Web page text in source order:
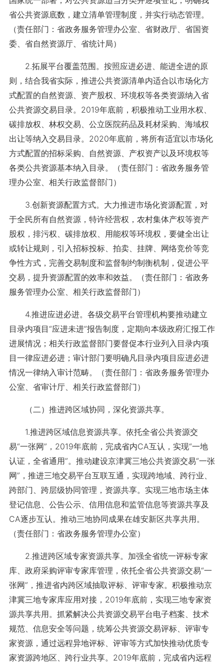
省公共资源底数，建立清单管理制度，并实行动态管理。
（责任部门：省政务服务管理办公室、省财政厅、省国资
委、省自然资源厅、省统计局）
2.拓展平台覆盖范围。按照应进必进、能进全进的原
则，结合我省实际，推进公共资源清单内适合以市场化方
式配置的自然资源、资产股权、环境权等各类资源纳入省
公共资源交易目录。2019年底前，积极推动工业用水权、
碳排放权、林权交易、公立医院药品及耗材采购、海域权
出让等纳入交易目录。2020年底前，将所有适宜以市场化
方式配置的招标采购、自然资源、产权资产以及环境权等
各类公共资源基本纳入目录。（责任部门：省政务服务管
理办公室、相关行政监督部门）
3.创新资源配置方式。大力推进市场化资源配置，对
于全民所有自然资源，特许经营权，农村集体产权等资产
股权，排污权、碳排放权、用能权等环境权，要健全出让
或转让规则，引入招标投标、拍卖、挂牌、网络竞价等竞
争性方式，完善交易制度和监督制约制衡机制，促进公平
交易，提升资源配置的效率和效益。（责任部门：省政务
服务管理办公室、相关行政监督部门）
4.推进应进必进。各级交易平台管理机构要推动建立
目录内项目“应进未进”报告制度，定期向本级政府汇报工作
进展情况；相关行政监督部门要督促本行业列入目录内项
目一律应进必进；审计部门要明确凡目录内项目应进必进
情况一律纳入审计范畴。（责任部门：省政务服务管理办
公室、省审计厅、相关行政监督部门）
（二）推进跨区域协同，深化资源共享。
1.推进跨区域信息资源共享。依托全省公共资源交
易“一张网”，2019年底前，完成省内CA互认，实现“一地
认证，全省通用”。推动建设京津冀三地公共资源交易“一张
网”，推进三地交易平台互联互通，实现跨地域、跨行业、
跨部门、跨层级协同管理，资源共享。实现三地市场主体
登记信息、公告公示、信用信息和监管信息等资源共享及
CA逐步互认。推动三地协同成果在雄安新区共享共用。
（责任部门：省政务服务管理办公室）
2.推进跨区域专家资源共享。加强全省统一评标专家
库、政府采购评审专家库管理，依托全省公共资源交易“一
张网”，推进省内跨区域抽取评标、评审专家。积极推动京
津冀三地专家库应用对接，2019年底前，实现三地专家资
源共享共用。抓紧解决公共资源交易平台电子档案、技术
规范、信息安全等问题，统筹公共资源交易评标、评审专
家资源，通过远程异地评标、评审等方式加快推动优质专
家资源跨地区、跨行业共享。2019年底前，完成省内远程